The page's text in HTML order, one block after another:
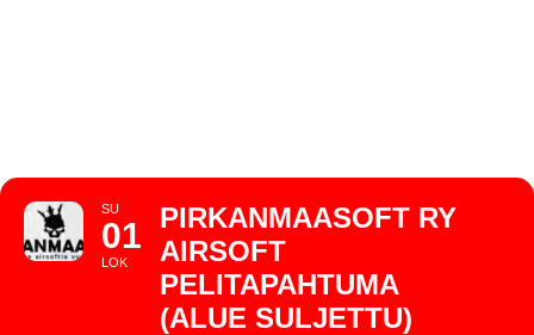
SU
01
LOK
PIRKANMAASOFT RY
AIRSOFT
PELITAPAHTUMA
(ALUE SULJETTU)